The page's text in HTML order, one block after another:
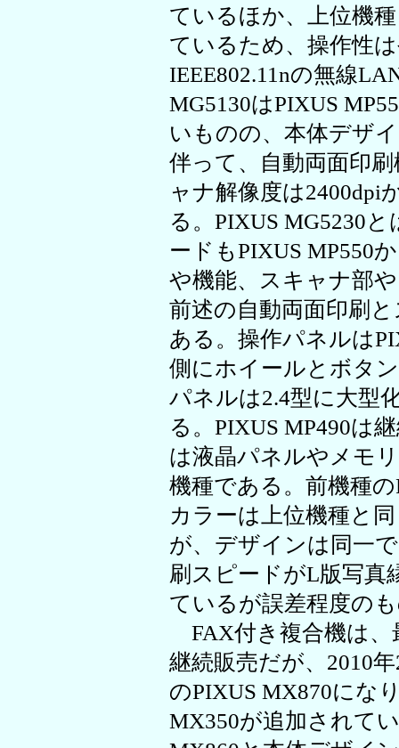
ているほか、上位機
ているため、操作性
IEEE802.11nの無線
MG5130はPIXUS
いものの、本体デザ
伴って、自動両面印
ャナ解像度は2400dpi
る。PIXUS MG5230
ードもPIXUS MP550
や機能、スキャナ部
前述の自動両面印刷
ある。操作パネルは
側にホイールとボタ
パネルは2.4型に大型
る。PIXUS MP490は
は液晶パネルやメモ
機種である。前機種
カラーは上位機種と
が、デザインは同一
刷スピードがL版写真
ているが誤差程度の
FAX付き複合機は、
継続販売だが、2010
のPIXUS MX870にな
MX350が追加されて